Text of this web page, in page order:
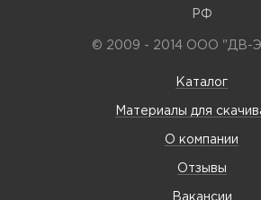
РФ
© 2009 - 2014 ООО "ДВ-
Каталог
Материалы для
О компании
Отзывы
Вакансии